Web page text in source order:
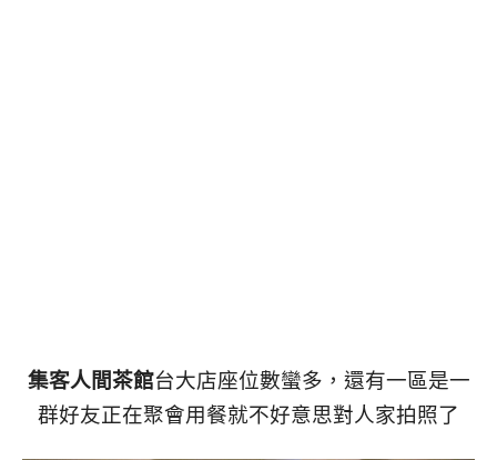
集客人間茶館台大店座位數蠻多，還有一區是一
群好友正在聚會用餐就不好意思對人家拍照了